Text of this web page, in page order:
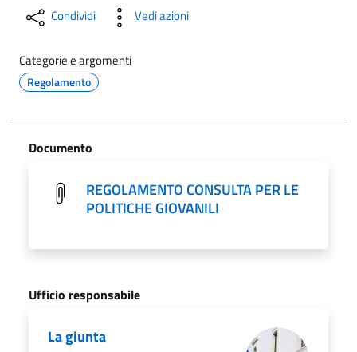
Condividi Vedi azioni
Categorie e argomenti
Regolamento
Documento
REGOLAMENTO CONSULTA PER LE
POLITICHE GIOVANILI
Ufficio responsabile
La giunta